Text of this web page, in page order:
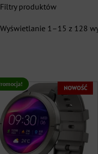
Dodaj jeszcze
Filtry produktów
499 zł
Technologia pomiaru
Bezpieczeństwo i
Outdoor i lokalizacja
Wyświetlanie 1–15 z 128
NOWOŚĆ